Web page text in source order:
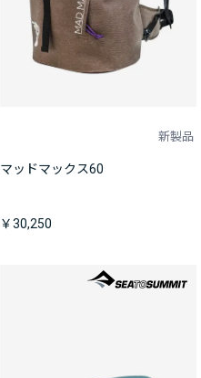
新製品
マッドマックス60
￥30,250